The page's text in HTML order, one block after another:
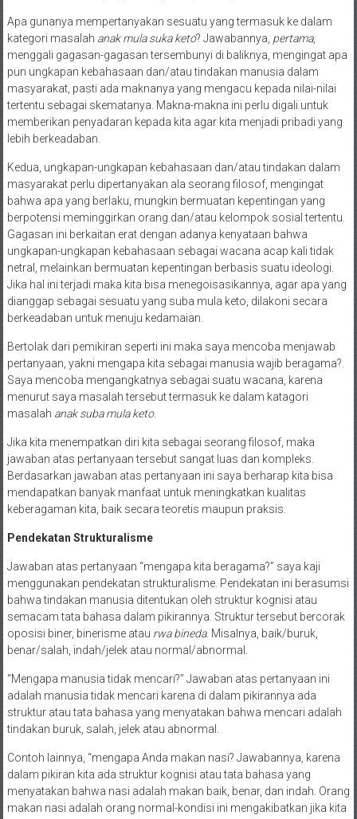
Apa gunanya mempertanyakan sesuatu yang termasuk ke dalam
kategori masalah anak mula suka keto? Jawabannya, pertama,
menggali gagasan-gagasan tersembunyi di baliknya, mengingat apa
pun ungkapan kebahasaan dan/atau tindakan manusia dalam
masyarakat, pasti ada maknanya yang mengacu kepada nilai-nilai
tertentu sebagai skematanya. Makna-makna ini perlu digali untuk
memberikan penyadaran kepada kita agar kita menjadi pribadi yang
lebih berkeadaban.
Kedua, ungkapan-ungkapan kebahasaan dan/atau tindakan dalam
masyarakat perlu dipertanyakan ala seorang filosof, mengingat
bahwa apa yang berlaku, mungkin bermuatan kepentingan yang
berpotensi meminggirkan orang dan/atau kelompok sosial tertentu.
Gagasan ini berkaitan erat dengan adanya kenyataan bahwa
ungkapan-ungkapan kebahasaan sebagai wacana acap kali tidak
netral, melainkan bermuatan kepentingan berbasis suatu ideologi.
Jika hal ini terjadi maka kita bisa menegoisasikannya, agar apa yang
dianggap sebagai sesuatu yang suba mula keto, dilakoni secara
berkeadaban untuk menuju kedamaian.
Bertolak dari pemikiran seperti ini maka saya mencoba menjawab
pertanyaan, yakni mengapa kita sebagai manusia wajib beragama?.
Saya mencoba mengangkatnya sebagai suatu wacana, karena
menurut saya masalah tersebut termasuk ke dalam katagori
masalah anak suba mula keto.
Jika kita menempatkan diri kita sebagai seorang filosof, maka
jawaban atas pertanyaan tersebut sangat luas dan kompleks.
Berdasarkan jawaban atas pertanyaan ini saya berharap kita bisa
mendapatkan banyak manfaat untuk meningkatkan kualitas
keberagaman kita, baik secara teoretis maupun praksis.
Pendekatan Strukturalisme
Jawaban atas pertanyaan “mengapa kita beragama?” saya kaji
menggunakan pendekatan strukturalisme. Pendekatan ini berasumsi
bahwa tindakan manusia ditentukan oleh struktur kognisi atau
semacam tata bahasa dalam pikirannya. Struktur tersebut bercorak
oposisi biner, binerisme atau rwa bineda. Misalnya, baik/buruk,
benar/salah, indah/jelek atau normal/abnormal.
“Mengapa manusia tidak mencari?” Jawaban atas pertanyaan ini
adalah manusia tidak mencari karena di dalam pikirannya ada
struktur atau tata bahasa yang menyatakan bahwa mencari adalah
tindakan buruk, salah, jelek atau abnormal.
Contoh lainnya, “mengapa Anda makan nasi? Jawabannya, karena
dalam pikiran kita ada struktur kognisi atau tata bahasa yang
menyatakan bahwa nasi adalah makan baik, benar, dan indah. Orang
makan nasi adalah orang normal-kondisi ini mengakibatkan jika kita